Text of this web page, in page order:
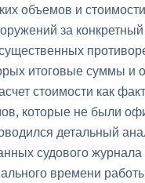
объемов и
за
итоговые суммы и
стоимости как
которые не были
детальный
судового
времени